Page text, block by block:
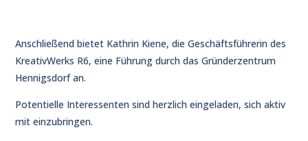
Anschließend bietet Kathrin Kiene, die Geschäftsführerin des
KreativWerks R6, eine Führung durch das Gründerzentrum
Hennigsdorf an.
Potentielle Interessenten sind herzlich eingeladen, sich aktiv
mit einzubringen.